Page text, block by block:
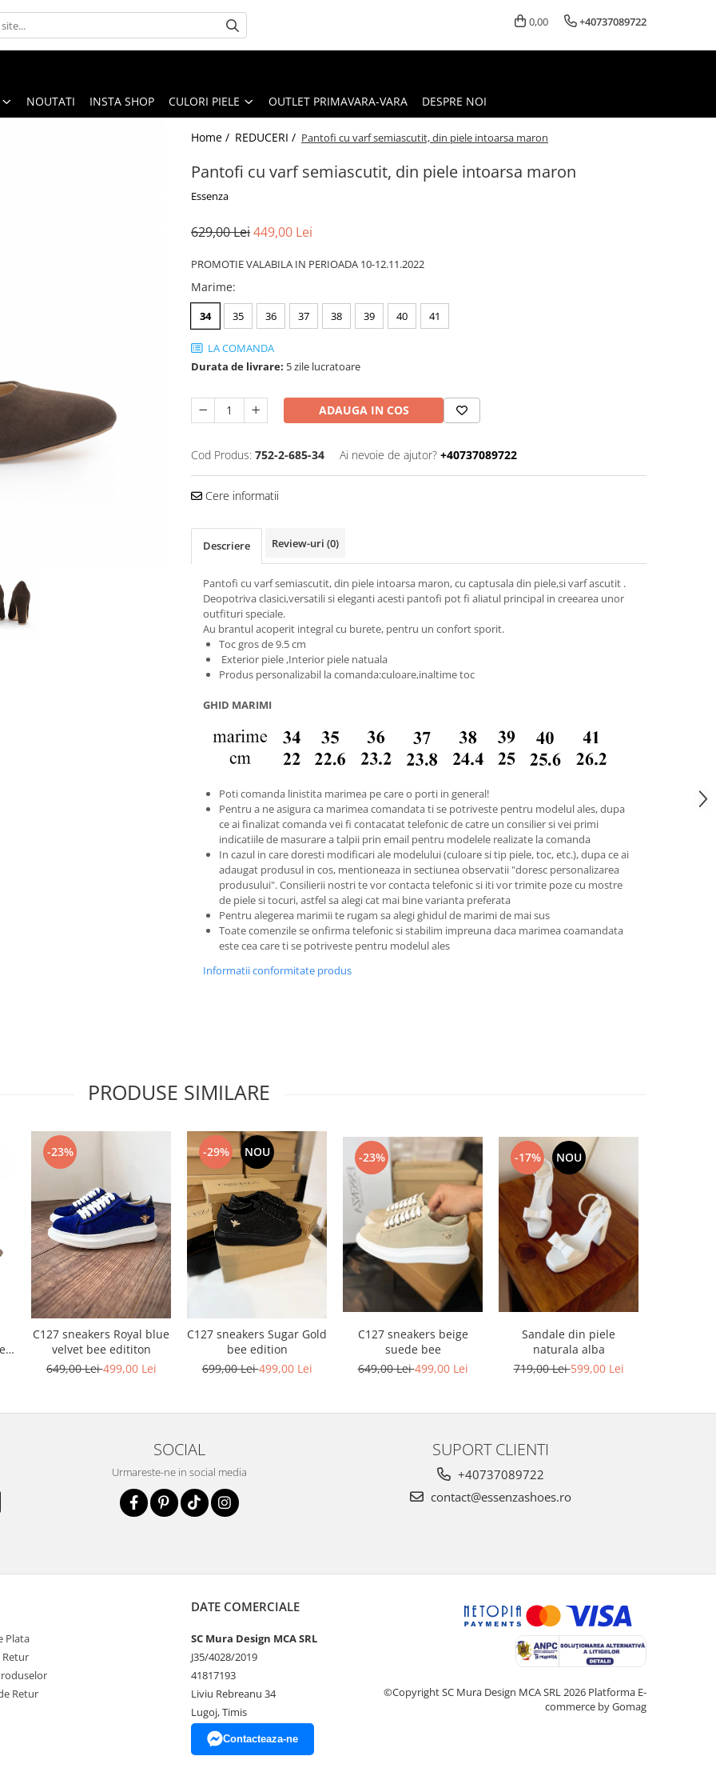
0,00 +40737089722
NOUTATI INSTA SHOP CULORI PIELE OUTLET PRIMAVARA-VARA DESPRE NOI
Home / REDUCERI / Pantofi cu varf semiascutit, din piele intoarsa maron
Pantofi cu varf semiascutit, din piele intoarsa maron
Essenza
629,00 Lei449,00 Lei
PROMOTIE VALABILA IN PERIOADA 10-12.11.2022
Marime:
34 35 36 37 38 39 40 41
LA COMANDA
Durata de livrare: 5 zile lucratoare
ADAUGA IN COS
Cod Produs: 752-2-685-34 Ai nevoie de ajutor? +40737089722
Cere informatii
Descriere Review-uri (0)
Pantofi cu varf semiascutit, din piele intoarsa maron, cu captusala din piele,si varf ascutit .
Deopotriva clasici,versatili si eleganti acesti pantofi pot fi aliatul principal in creearea unor
outfituri speciale.
Au brantul acoperit integral cu burete, pentru un confort sporit.
Toc gros de 9.5 cm
Exterior piele ,Interior piele natuala
Produs personalizabil la comanda:culoare,inaltime toc
GHID MARIMI
Poti comanda linistita marimea pe care o porti in general!
Pentru a ne asigura ca marimea comandata ti se potriveste pentru modelul ales, dupa
ce ai finalizat comanda vei fi contacatat telefonic de catre un consilier si vei primi
indicatiile de masurare a talpii prin email pentru modelele realizate la comanda
In cazul in care doresti modificari ale modelului (culoare si tip piele, toc, etc.), dupa ce ai
adaugat produsul in cos, mentioneaza in sectiunea observatii "doresc personalizarea
produsului". Consilierii nostri te vor contacta telefonic si iti vor trimite poze cu mostre
de piele si tocuri, astfel sa alegi cat mai bine varianta preferata
Pentru alegerea marimii te rugam sa alegi ghidul de marimi de mai sus
Toate comenzile se onfirma telefonic si stabilim impreuna daca marimea coamandata
este cea care ti se potriveste pentru modelul ales
Informatii conformitate produs
PRODUSE SIMILARE
-23%
C127 sneakers Royal blue
velvet bee edititon
649,00 Lei499,00 Lei
-29% NOU
C127 sneakers Sugar Gold
bee edition
699,00 Lei499,00 Lei
-23%
C127 sneakers beige
suede bee
649,00 Lei499,00 Lei
-17% NOU
Sandale din piele
naturala alba
719,00 Lei599,00 Lei
SOCIAL
Urmareste-ne in social media
SUPORT CLIENTI
+40737089722
contact@essenzashoes.ro
Plata
Retur
Retur
DATE COMERCIALE
SC Mura Design MCA SRL
J35/4028/2019
41817193
Liviu Rebreanu 34
Lugoj, Timis
Contacteaza-ne
©Copyright SC Mura Design MCA SRL 2026 Platforma E-
commerce by Gomag